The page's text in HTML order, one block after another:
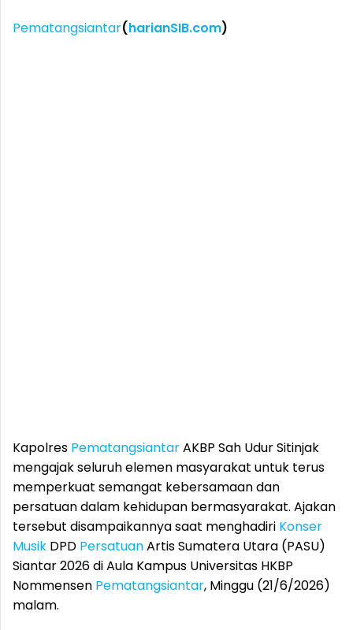
Pematangsiantar(harianSIB.com)
Kapolres PematangsiantarAKBP Sah Udur Sitinjak
mengajak seluruh elemen masyarakat untuk terus
memperkuat semangat kebersamaan dan
persatuan dalam kehidupan bermasyarakat. Ajakan
tersebut disampaikannya saat menghadiri Konser
Musik DPD PersatuanArtis Sumatera Utara (PASU)
Siantar 2026 di Aula Kampus Universitas HKBP
Nommensen Pematangsiantar, Minggu (21/6/2026)
malam.